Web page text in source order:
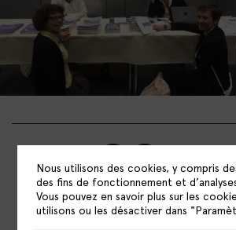
RÉSEAU NATIONAL DES
Nous utilisons des cookies, y compris
des fins de fonctionnement et
Vous pouvez en savoir plus sur les
utilisons ou les désactiver dans